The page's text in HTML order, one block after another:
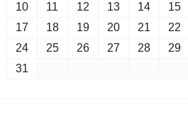
10
11 12 13 14 15
17
18 19 20 21 22
24
25 26 27 28 29
31